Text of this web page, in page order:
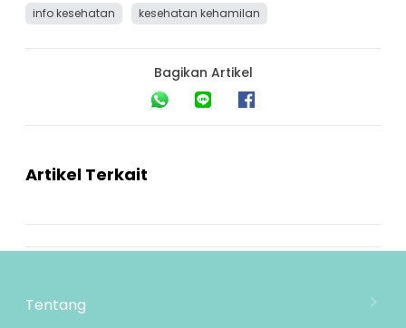
info kesehatan
kesehatan kehamilan
Bagikan Artikel
Artikel Terkait
Tentang